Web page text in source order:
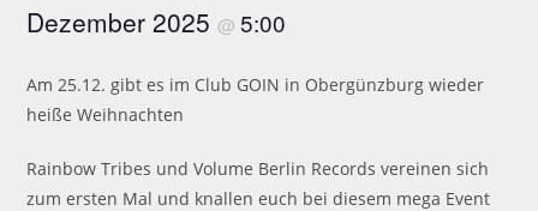
Dezember 2025@5:00
Am 25.12. gibt es im Club GOIN in Obergünzburg wieder
heiße Weihnachten
Rainbow Tribes und Volume Berlin Records vereinen sich
zum ersten Mal und knallen euch bei diesem mega Event